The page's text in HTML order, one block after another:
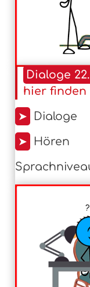
Dialoge
hier finden
➤ Dialoge
➤ Hören